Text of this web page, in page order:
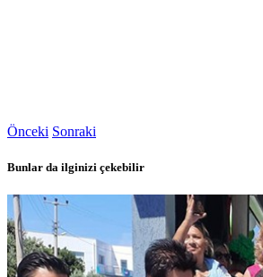
Önceki Sonraki
Bunlar da ilginizi çekebilir